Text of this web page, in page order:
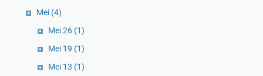
Mei (4)
Mei 26 (1)
Mei 19 (1)
Mei 13 (1)